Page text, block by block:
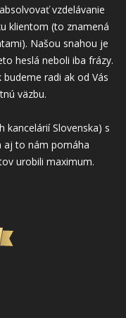
vzdelávanie
klientom (to znamená
Našou snahou je
heslá neboli iba frázy.
radi ak od Vás
väzbu.
kancelárií Slovenska) s
aj to nám pomáha
urobili maximum.